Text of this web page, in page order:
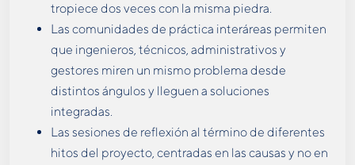
tropiece dos veces con la misma piedra.
Las comunidades de práctica interáreas permiten
que ingenieros, técnicos, administrativos y
gestores miren un mismo problema desde
distintos ángulos y lleguen a soluciones
integradas.
Las sesiones de reflexión al término de diferentes
hitos del proyecto, centradas en las causas y no en